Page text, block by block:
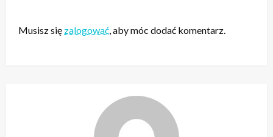
Musisz się zalogować, aby móc dodać komentarz.